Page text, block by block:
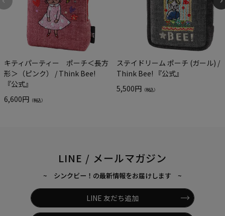
キティパーティー ポーチ＜長方
形＞（ピンク） / Think Bee!
『公式』
6,600円 （税込）
ステイドリーム ポーチ (ガール) /
Think Bee! 『公式』
5,500円 （税込）
LINE / メールマガジン
~ シンクビー！の最新情報をお届けします ~
LINE 友だち追加